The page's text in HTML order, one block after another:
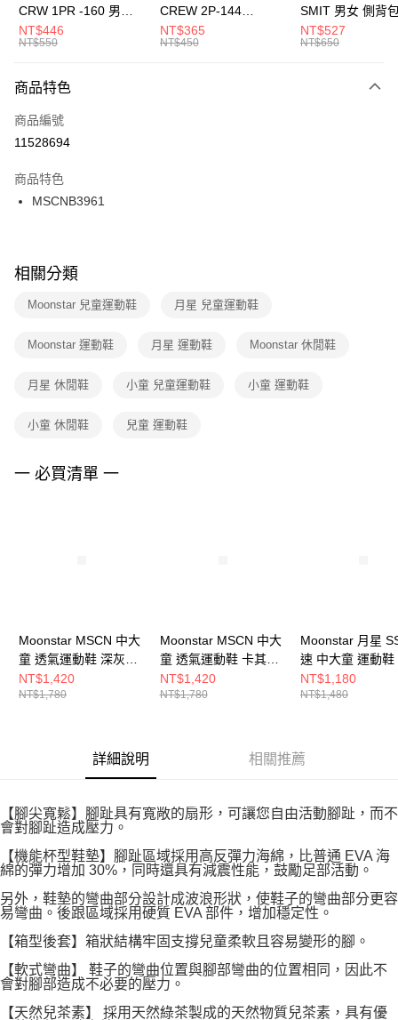
元大商業銀行
台灣樂天信用卡公司
全盈+PAY
AFTEE先享後付
【關於「AFTEE先享後付」】
便利好安心！
１．簡單：不需註冊會員、不需綁卡、不需儲值。
【「AFTEE先享後付」結帳流程】
３．收到繳費通知簡訊後14天內，點擊此簡訊中的連結，可透過四大超商／
ATM／網路銀行／等多元方式進行付款，方視為交易完成。
※ 請注意：結帳手續完成當下不需立刻繳費，但若您需要取消訂單，請聯絡
購買商品的店家。未經商家同意取消之訂單仍視為有效，需透過AFTEE先享
※ 交易是否成功請以「AFTEE先享後付 」之結帳頁面顯示為準，若有關於
客戶支援中心」
https://netprotections.freshdesk.com/support/home
１．透過由恩沛科技股份有限公司提供之「AFTEE先享後付」服務完成之交
２．關於個人資料處理事宜，請瀏覽以下網址：
運送方式
7-11取貨(快速到店)
宅配
每筆NT$100，滿NT$1,500(含以上)免運費
CRW 1PR -160 男女
中統襪 FZ3393100
NT$446
NT$550
CREW 2P-144
EMBRDY 男女 短統襪
FZ3073133
NT$365
NT$450
SMIT 男女 側背
BA5871010
NT$527
NT$650
商品特色
商品編號
11528694
商品特色
MSCNB3961
相關分類
Moonstar 兒童運動鞋 月星 兒童運動鞋
Moonstar 運動鞋 月星 運動鞋 Moonstar 休閒鞋
月星 休閒鞋 小童 兒童運動鞋 小童 運動鞋
小童 休閒鞋 兒童 運動鞋
一 必買清單 一
Moonstar MSCN 中大
童 透氣運動鞋 深灰
MSCNC3233
NT$1,420
NT$1,780
Moonstar MSCN 中大
童 透氣運動鞋 卡其
MSCNC3238
NT$1,420
NT$1,780
Moonstar 月星
速 中大童 運動鞋
SSJ7193F6
NT$1,180
NT$1,480
詳細說明 相關推薦
【腳尖寬鬆】腳趾具有寬敞的扇形，可讓您自由活動腳趾，而不
會對腳趾造成壓力。
【機能杯型鞋墊】腳趾區域採用高反彈力海綿，比普通 EVA 海
綿的彈力增加 30%，同時還具有減震性能，鼓勵足部活動。
另外，鞋墊的彎曲部分設計成波浪形狀，使鞋子的彎曲部分更容
易彎曲。後跟區域採用硬質 EVA 部件，增加穩定性。
【箱型後套】箱狀結構牢固支撐兒童柔軟且容易變形的腳。
【軟式彎曲】 鞋子的彎曲位置與腳部彎曲的位置相同，因此不
會對腳部造成不必要的壓力。
【天然兒茶素】 採用天然綠茶製成的天然物質兒茶素，具有優